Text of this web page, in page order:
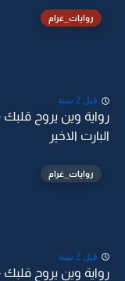
روايات_غرام
قبل 2 سنة
البارت الاخير
روايات_غرام
قبل 2 سنة
رواية وين يروح قلبك -